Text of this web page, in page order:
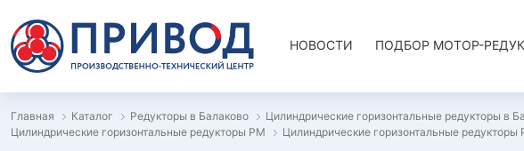
НОВОСТИ ПОДБОР МОТОР-
Главная Каталог Редукторы в Балаково Цилиндрические горизонтальные редукторы в
Цилиндрические горизонтальные редукторы РМ
Цилиндрические горизонтальные